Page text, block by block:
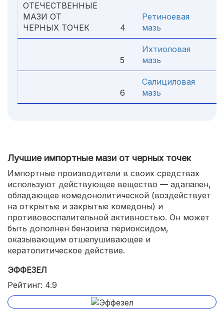
ОТЕЧЕСТВЕННЫЕ
МАЗИ ОТ
ЧЕРНЫХ ТОЧЕК
4
Ретиноевая
мазь
5
Ихтиоловая
мазь
6
Салициловая
мазь
Лучшие импортные мази от черных точек
Импортные производители в своих средствах
используют действующее вещество — адапален,
обладающее комедонолитической (воздействует
на открытые и закрытые комедоны) и
противовоспалительной активностью. Он может
быть дополнен бензоила периоксидом,
оказывающим отшелушивающее и
кератолитическое действие.
ЭФФЕЗЕЛ
Рейтинг: 4.9